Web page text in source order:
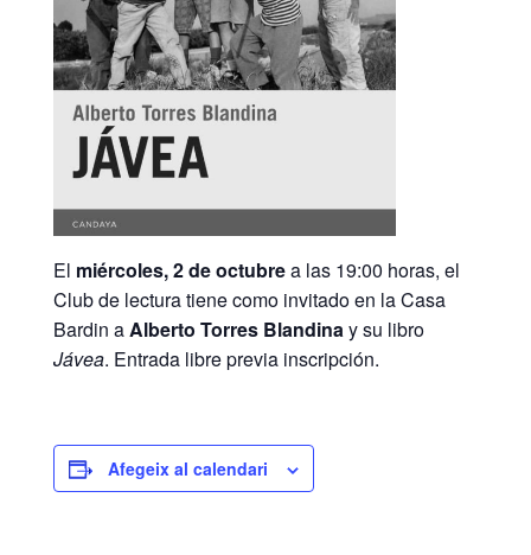
El miércoles, 2 de octubrea las 19:00 horas, el
Club de lectura tiene como invitado en la Casa
Bardin aAlberto Torres Blandinay su libro
Jávea. Entrada libre previa inscripción.
Afegeix al calendari